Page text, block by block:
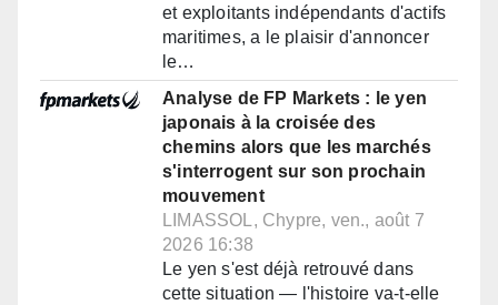
et exploitants indépendants d'actifs
maritimes, a le plaisir d'annoncer
le…
Analyse de FP Markets : le yen
japonais à la croisée des
chemins alors que les marchés
s'interrogent sur son prochain
mouvement
LIMASSOL, Chypre, ven., août 7
2026 16:38
Le yen s'est déjà retrouvé dans
cette situation — l'histoire va-t-elle